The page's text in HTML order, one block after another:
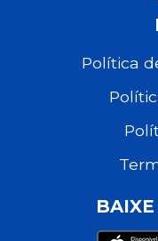
Política